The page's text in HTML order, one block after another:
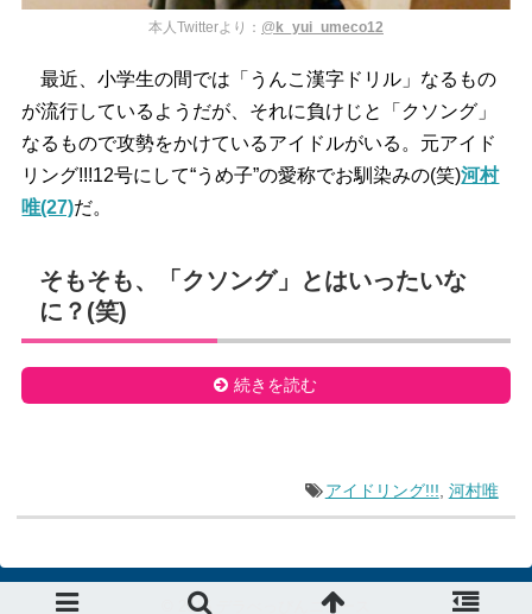
本人Twitterより： @ k_yui_umeco12
最近、小学生の間では「うんこ漢字ドリル」なるもの
が流行しているようだが、それに負けじと「クソング」
なるもので攻勢をかけているアイドルがいる。元アイド
リング!!!12号にして“うめ子”の愛称でお馴染みの(笑)河村
唯(27)だ。
そもそも、「クソング」とはいったいな
に？(笑)
続きを読む
アイドリング!!! 河村唯
© 2015 デラべっぴんニュース